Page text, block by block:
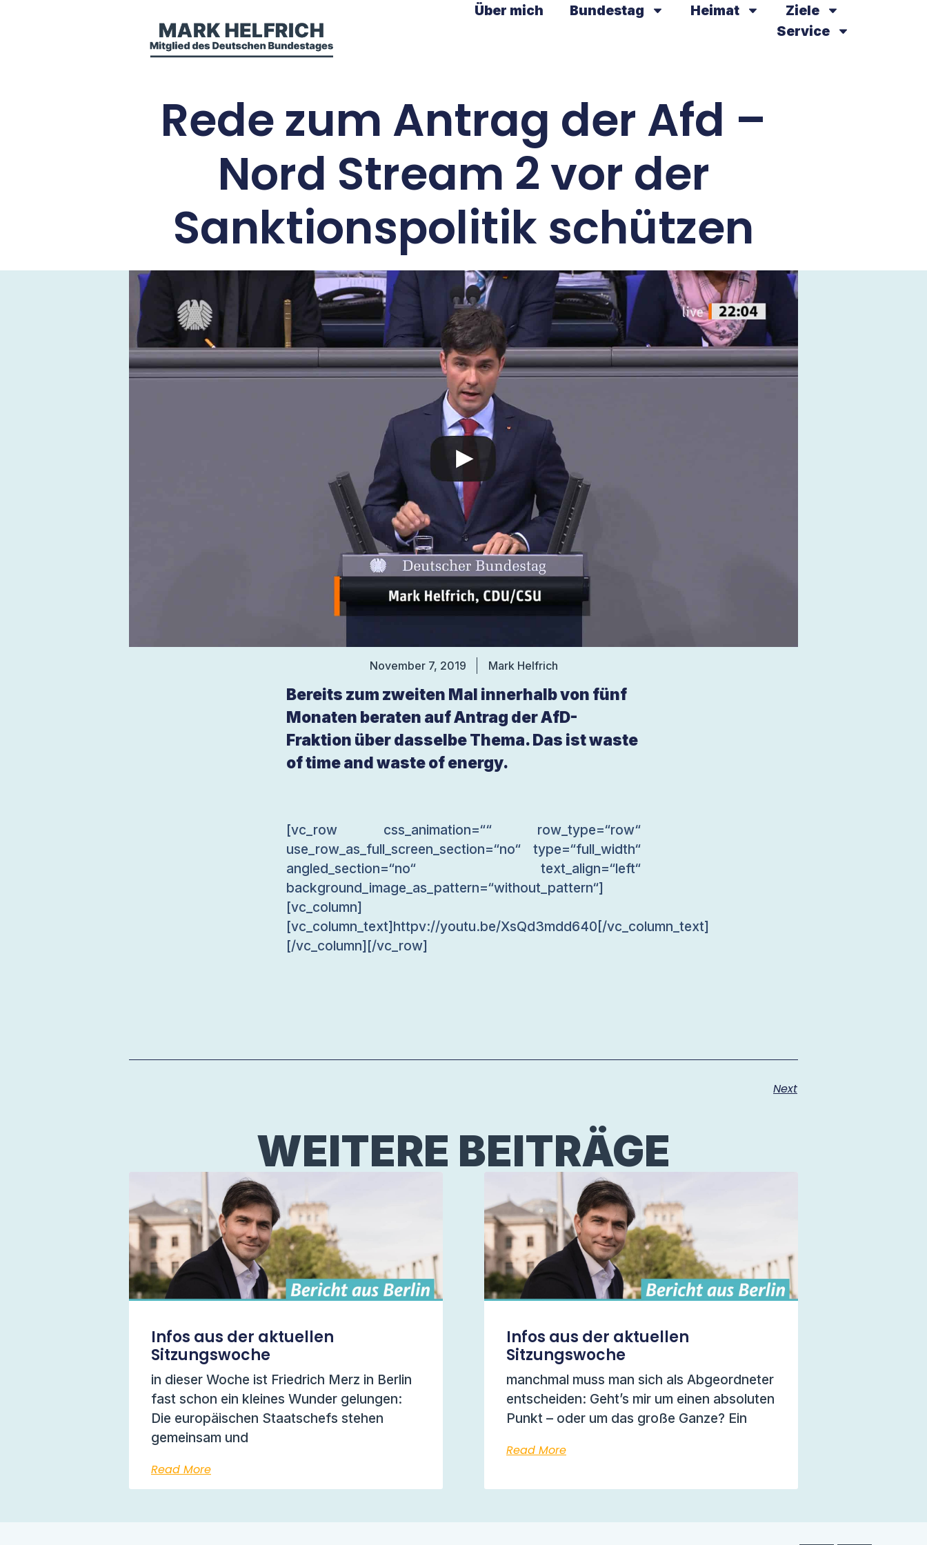
Über mich Bundestag Heimat
Ziele
Service
Rede zum Antrag der Afd –
Nord Stream 2 vor der
Sanktionspolitik schützen
November 7, 2019 Mark Helfrich
Bereits zum zweiten Mal innerhalb von fünf
Monaten beraten auf Antrag der AfD-
Fraktion über dasselbe Thema. Das ist waste
of time and waste of energy.
[vc_row css_animation=““ row_type=“row“
use_row_as_full_screen_section=“no“ type=“full_width“
angled_section=“no“ text_align=“left“
background_image_as_pattern=“without_pattern“]
[vc_column]
[vc_column_text]httpv://youtu.be/XsQd3mdd640[/vc_column_text]
[/vc_column][/vc_row]
Next
WEITERE BEITRÄGE
Infos aus der aktuellen
Sitzungswoche
in dieser Woche ist Friedrich Merz in Berlin
fast schon ein kleines Wunder gelungen:
Die europäischen Staatschefs stehen
gemeinsam und
Read More
Infos aus der aktuellen
Sitzungswoche
manchmal muss man sich als Abgeordneter
entscheiden: Geht’s mir um einen absoluten
Punkt – oder um das große Ganze? Ein
Read More